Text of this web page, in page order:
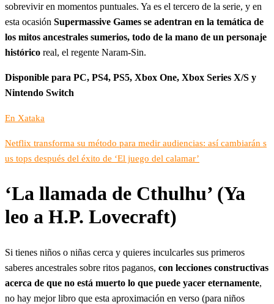
sobrevivir en momentos puntuales. Ya es el tercero de la serie, y en
esta ocasión Supermassive Games se adentran en la temática de
los mitos ancestrales sumerios, todo de la mano de un personaje
histórico real, el regente Naram-Sin.
Disponible para PC, PS4, PS5, Xbox One, Xbox Series X/S y
Nintendo Switch
En Xataka
Netflix transforma su método para medir audiencias: así cambiarán s
us tops después del éxito de ‘El juego del calamar’
‘La llamada de Cthulhu’ (Ya
leo a H.P. Lovecraft)
Si tienes niños o niñas cerca y quieres inculcarles sus primeros
saberes ancestrales sobre ritos paganos, con lecciones constructivas
acerca de que no está muerto lo que puede yacer eternamente,
no hay mejor libro que esta aproximación en verso (para niños